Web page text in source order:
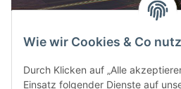
Wie wir Cookies & Co
Durch Klicken auf „Alle
Einsatz folgender Dienste auf